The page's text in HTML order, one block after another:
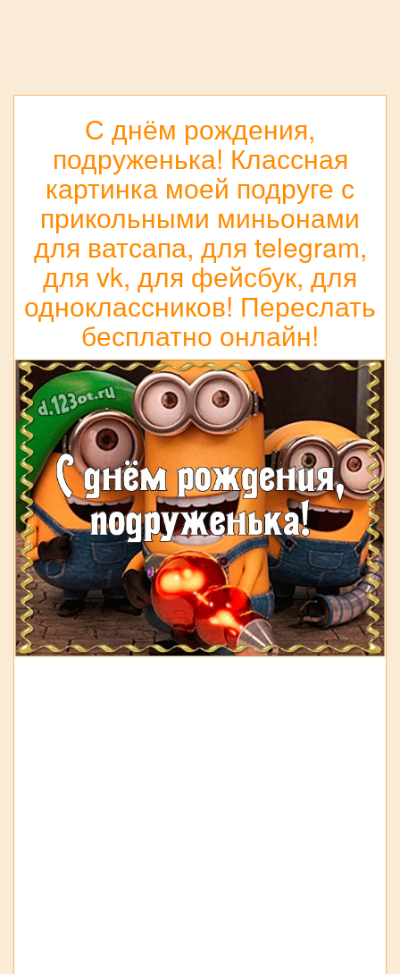
С днём рождения,
подруженька! Классная
картинка моей подруге с
прикольными миньонами
для ватсапа, для telegram,
для vk, для фейсбук, для
одноклассников! Переслать
бесплатно онлайн!